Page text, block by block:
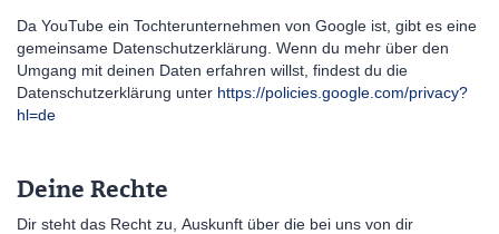
Da YouTube ein Tochterunternehmen von Google ist, gibt es eine
gemeinsame Datenschutzerklärung. Wenn du mehr über den
Umgang mit deinen Daten erfahren willst, findest du die
Datenschutzerklärung unter https://policies.google.com/privacy?
hl=de
Deine Rechte
Dir steht das Recht zu, Auskunft über die bei uns von dir